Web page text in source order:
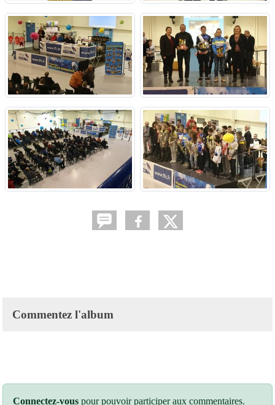
Commentez l'album
Connectez-vous pour pouvoir participer aux commentaires.